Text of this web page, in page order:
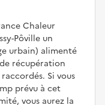
Chaleur
Pôville un
urbain) alimenté
récupération
Si vous
prévu à cet
vous aurez la